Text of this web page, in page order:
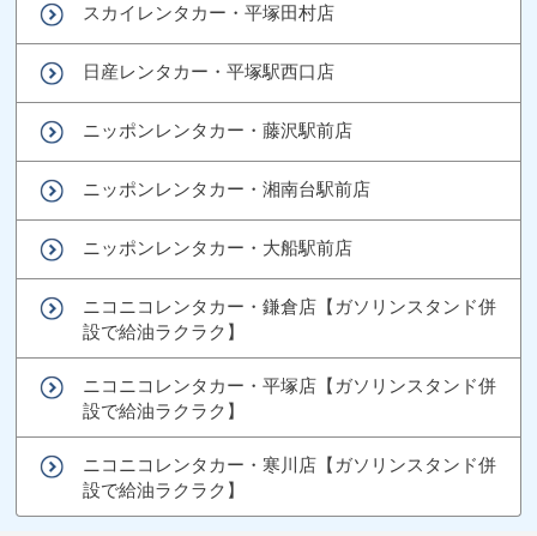
スカイレンタカー・平塚田村店
日産レンタカー・平塚駅西口店
ニッポンレンタカー・藤沢駅前店
ニッポンレンタカー・湘南台駅前店
ニッポンレンタカー・大船駅前店
ニコニコレンタカー・鎌倉店【ガソリンスタンド併
設で給油ラクラク】
ニコニコレンタカー・平塚店【ガソリンスタンド併
設で給油ラクラク】
ニコニコレンタカー・寒川店【ガソリンスタンド併
設で給油ラクラク】